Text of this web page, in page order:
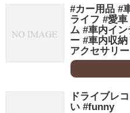
#カー用品 #
ライフ #愛
ム #車内イ
ー #車内収
アクセサリ
ドライブレ
い #funny